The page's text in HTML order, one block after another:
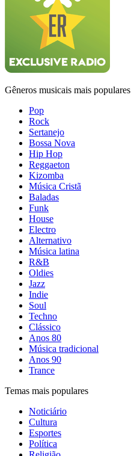
Gêneros musicais mais populares
Pop
Rock
Sertanejo
Bossa Nova
Hip Hop
Reggaeton
Kizomba
Música Cristã
Baladas
Funk
House
Electro
Alternativo
Música latina
R&B
Oldies
Jazz
Indie
Soul
Techno
Clássico
Anos 80
Música tradicional
Anos 90
Trance
Temas mais populares
Noticiário
Cultura
Esportes
Política